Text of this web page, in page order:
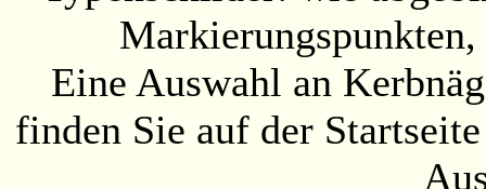
Eine Auswahl an
finden Sie auf der